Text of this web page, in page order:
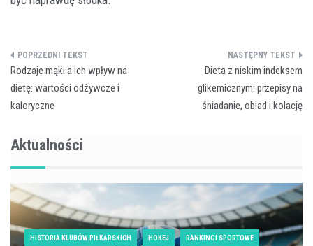
Nawigacja
wpisu
Rodzaje mąki a ich wpływ na
dietę: wartości odżywcze i
kaloryczne
Dieta z niskim indeksem
glikemicznym: przepisy na
śniadanie, obiad i kolację
Aktualności
HISTORIA KLUBÓW PIŁKARSKICH HOKEJ RANKINGI SPORTOWE